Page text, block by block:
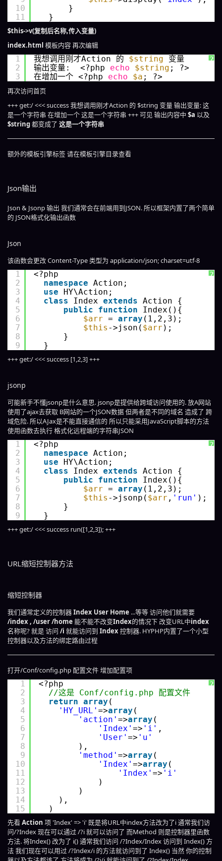
10
11
}
}
$this->v(复制后名称,传入变量)
index.html 模板内容 再次编辑
?
1
2
3
我想调用刚才Action 的 $string
变量
输出变量:  <?php echo $string ; ?>
在增加一个 <?php echo $a ; ?>
再次访问首页
+++ get:/ <<< success 我想调用刚才Action 的 $string 变量 输出变量: 这
是一个字符串 在增加一个 这是一个字符串 +++ 可见 输出内容中 $a 以及
$string都变成了 这是一个字符串
额外的模板引擎标签 请在模板引擎目录查看
Json输出
Json & Jsonp 输出 我们通常会在前端用到JSON. 所以框架内置了两个简单
的 JSON格式化输出函数
Json
该函数会更改 Content-Type 类型为 application/json; charset=utf-8
?
1
2
3
4
5
6
7
8
9
<?php
namespace Action;
use
HY\Action;
class
Index extends Action {
public
function
Index(){
$arr = array (1,2,3);
$this ->json( $arr );
}
}
+++ get:/ <<< success [1,2,3] +++
jsonp
可能新手不懂jsonp是什么意思. jsonp是提供给跨域访问使用的. 放A网站
使用了ajax去获取 B网站的一个JSON数据 但两者是不同的域名 造成了 跨
域危险. 所以AJax是不能直接通信的 所以只能采用JavaScript脚本的方法
使用函数去执行 格式化远程端的字符串JSON
?
1
2
3
4
5
6
7
8
9
<?php
namespace Action;
use
HY\Action;
class
Index extends Action {
public
function
Index(){
$arr = array (1,2,3);
$this ->jsonp( $arr , 'run' );
}
}
+++ get:/ <<< success run([1,2,3]); +++
URL缩短控制器方法
缩短控制器
我们通常定义的控制器Index User Home ...等等 访问他们就需要
/index , /user /home 能不能不改变Index的情况下 改变URL中index
名称呢? 就是 访问 /i 就能访问到 Index 控制器. HYPHP内置了一个小型
控制器以及方法的绑定路由过程
打开/Conf/config.php 配置文件 增加配置项
?
1
2
3
4
5
6
7
8
9
10
11
12
13
14
15
<?php
//这是 Conf/config.php 配置文件
return array (
'HY_URL' =>array (
'action' =>array (
'Index' => 'i' ,
'User' => 'u'
),
'method' =>array (
'Index' =>array (
'Index' => 'i'
)
)
),
)
先看Action 项 'Index' => 'i' 既是将URL中index方法改为了i 通常我们访
问/?Index 现在可以通过 /?i 就可以访问了 而Method 则是控制器里函数
方法. 将Index() 改为了 i() 通常我们访问 /?Index/Index 访问到 Index() 方
法 我们现在可以用过 /?Index/i 的方法就访问到了 Index() 当然 你的控制